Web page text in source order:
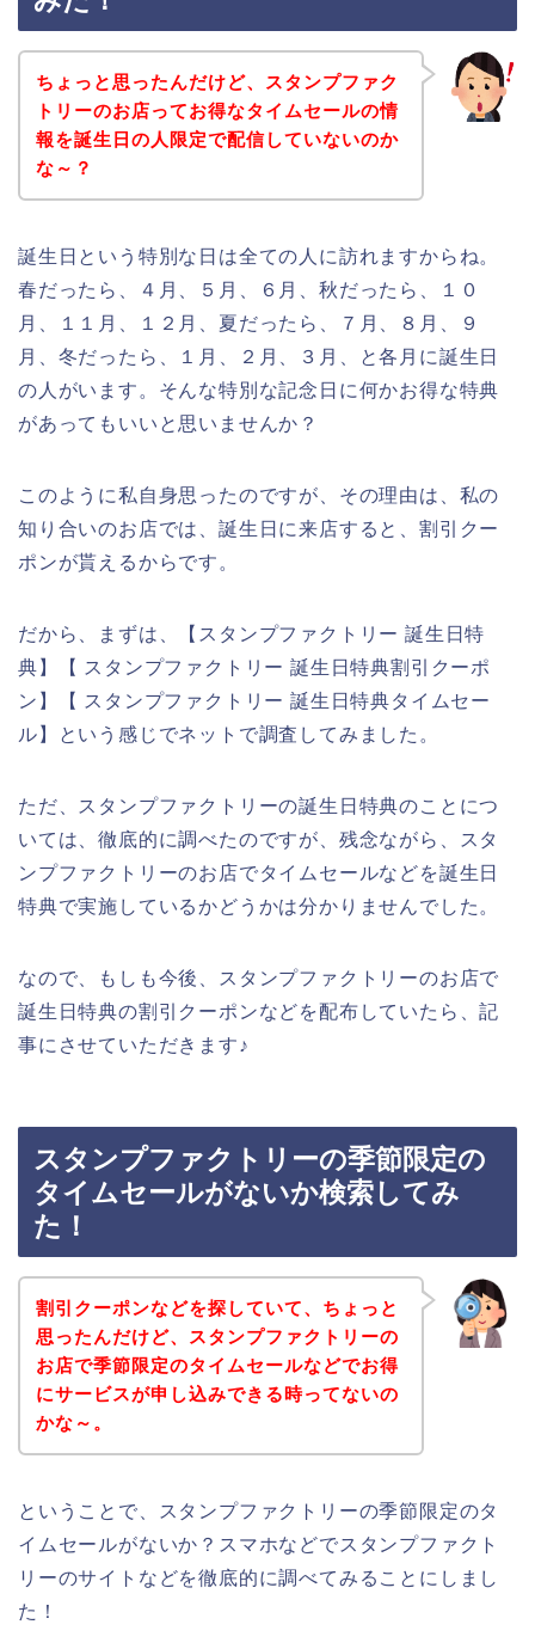
ちょっと思ったんだけど、スタンプファク
トリーのお店ってお得なタイムセールの情
報を誕生日の人限定で配信していないのか
な～？
誕生日という特別な日は全ての人に訪れますからね。
春だったら、４月、５月、６月、秋だったら、１０
月、１１月、１２月、夏だったら、７月、８月、９
月、冬だったら、１月、２月、３月、と各月に誕生日
の人がいます。そんな特別な記念日に何かお得な特典
があってもいいと思いませんか？
このように私自身思ったのですが、その理由は、私の
知り合いのお店では、誕生日に来店すると、割引クー
ポンが貰えるからです。
だから、まずは、【スタンプファクトリー 誕生日特
典】【 スタンプファクトリー 誕生日特典割引クーポ
ン】【 スタンプファクトリー 誕生日特典タイムセー
ル】という感じでネットで調査してみました。
ただ、スタンプファクトリーの誕生日特典のことにつ
いては、徹底的に調べたのですが、残念ながら、スタ
ンプファクトリーのお店でタイムセールなどを誕生日
特典で実施しているかどうかは分かりませんでした。
なので、もしも今後、スタンプファクトリーのお店で
誕生日特典の割引クーポンなどを配布していたら、記
事にさせていただきます♪
スタンプファクトリーの季節限定の
タイムセールがないか検索してみ
た！
割引クーポンなどを探していて、ちょっと
思ったんだけど、スタンプファクトリーの
お店で季節限定のタイムセールなどでお得
にサービスが申し込みできる時ってないの
かな～。
ということで、スタンプファクトリーの季節限定のタ
イムセールがないか？スマホなどでスタンプファクト
リーのサイトなどを徹底的に調べてみることにしまし
た！